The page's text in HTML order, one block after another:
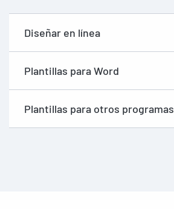
Diseñar en línea
Plantillas para Word
Plantillas para otros programas